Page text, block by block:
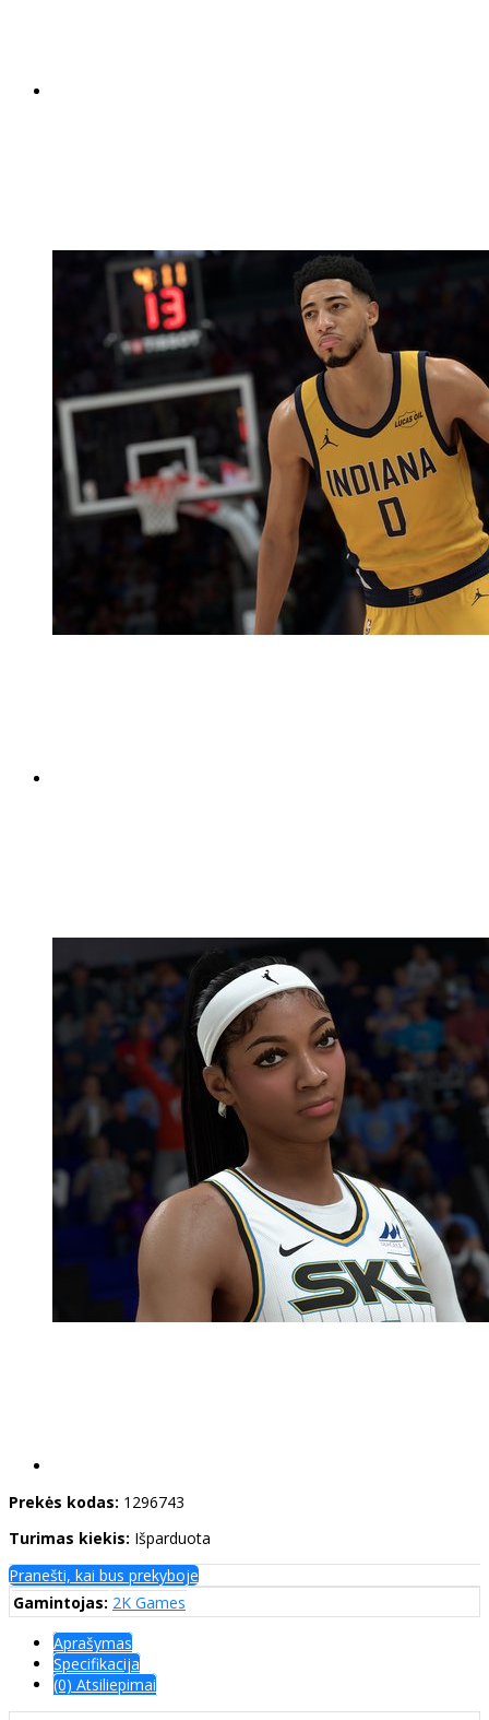
Prekės kodas: 1296743
Turimas kiekis: Išparduota
Pranešti, kai bus prekyboje
Gamintojas: 2K Games
Aprašymas
Specifikacija
(0) Atsiliepimai